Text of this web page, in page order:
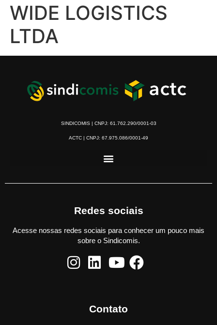
WIDE LOGISTICS
LTDA
SINDICOMIS | CNPJ: 61.762.290/0001-03
ACTC | CNPJ: 67.975.086/0001-49
Redes sociais
Acesse nossas redes sociais para conhecer um pouco mais
sobre o Sindicomis.
Contato